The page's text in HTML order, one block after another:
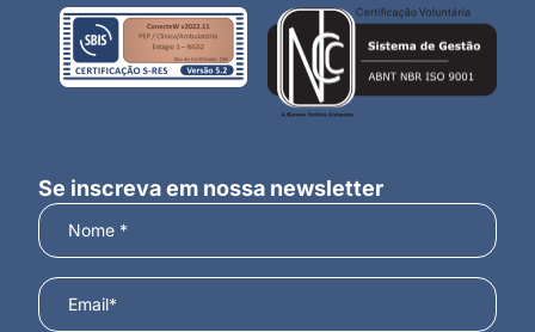
Se inscreva em nossa newsletter